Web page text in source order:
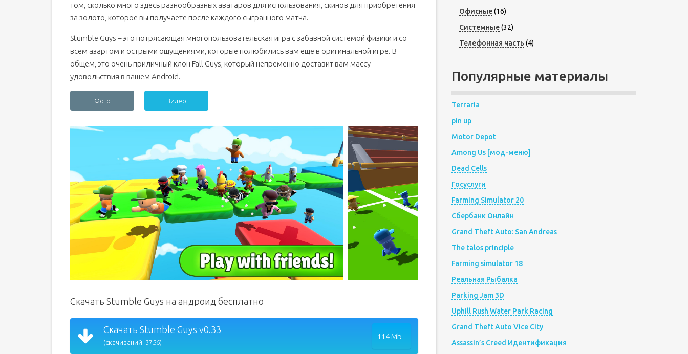
том, сколько много здесь разнообразных аватаров для использования, скинов для приобретения
за золото, которое вы получаете после каждого сыгранного матча.
Stumble Guys – это потрясающая многопользовательская игра с забавной системой физики и со
всем азартом и острыми ощущениями, которые полюбились вам ещё в оригинальной игре. В
общем, это очень приличный клон Fall Guys, который непременно доставит вам массу
удовольствия в вашем Android.
Фото Видео
Скачать Stumble Guys на андроид бесплатно
Скачать Stumble Guys v0.33
(скачиваний: 3756)
114 Mb
Офисные(16)
Системные(32)
Телефонная часть (4)
Популярные материалы
Terraria
pin up
Motor Depot
Among Us [мод-меню]
Dead Cells
Госуслуги
Farming Simulator 20
Сбербанк Онлайн
Grand Theft Auto: San Andreas
The talos principle
Farming simulator 18
Реальная Рыбалка
Parking Jam 3D
Uphill Rush Water Park Racing
Grand Theft Auto Vice City
Assassin’s Creed Идентификация